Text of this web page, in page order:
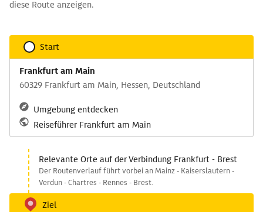
diese Route anzeigen.
Start
Frankfurt am Main
60329 Frankfurt am Main, Hessen, Deutschland
Umgebung entdecken
Reiseführer Frankfurt am Main
Relevante Orte auf der Verbindung Frankfurt - Brest
Der Routenverlauf führt vorbei an Mainz - Kaiserslautern -
Verdun - Chartres - Rennes - Brest.
Ziel